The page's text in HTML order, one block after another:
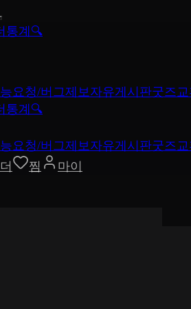
통계 🔍
요청/버그제보자유게시판굿즈
통계 🔍
요청/버그제보자유게시판굿즈
찜 마이